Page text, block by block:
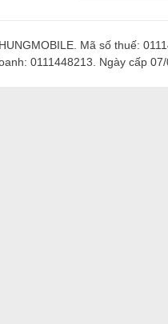
Mã số thuế:
0111448213. Ngày cấp